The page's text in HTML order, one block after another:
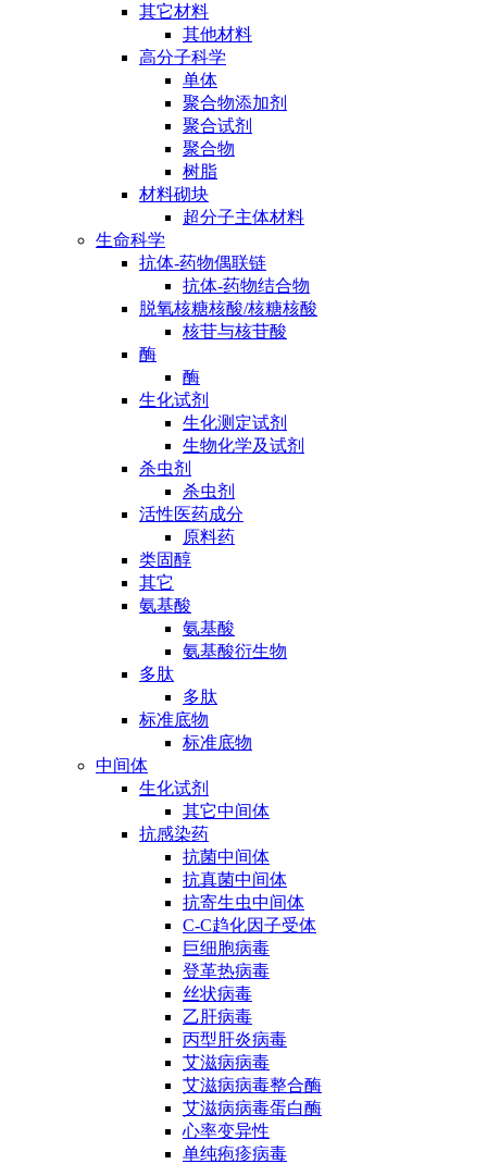
其它材料
其他材料
高分子科学
单体
聚合物添加剂
聚合试剂
聚合物
树脂
材料砌块
超分子主体材料
生命科学
抗体-药物偶联链
抗体-药物结合物
脱氧核糖核酸/核糖核酸
核苷与核苷酸
酶
酶
生化试剂
生化测定试剂
生物化学及试剂
杀虫剂
杀虫剂
活性医药成分
原料药
类固醇
其它
氨基酸
氨基酸
氨基酸衍生物
多肽
多肽
标准底物
标准底物
中间体
生化试剂
其它中间体
抗感染药
抗菌中间体
抗真菌中间体
抗寄生虫中间体
C-C趋化因子受体
巨细胞病毒
登革热病毒
丝状病毒
乙肝病毒
丙型肝炎病毒
艾滋病病毒
艾滋病病毒整合酶
艾滋病病毒蛋白酶
心率变异性
单纯疱疹病毒